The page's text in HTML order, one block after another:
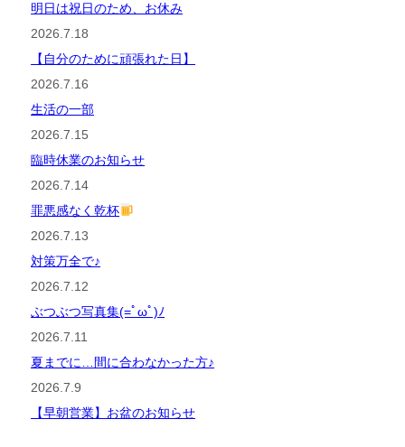
明日は祝日のため、お休み
2026.7.18
【自分のために頑張れた日】
2026.7.16
生活の一部
2026.7.15
臨時休業のお知らせ
2026.7.14
罪悪感なく乾杯
2026.7.13
対策万全で♪
2026.7.12
ぶつぶつ写真集(=ﾟωﾟ)ﾉ
2026.7.11
夏までに…間に合わなかった方♪
2026.7.9
【早朝営業】お盆のお知らせ